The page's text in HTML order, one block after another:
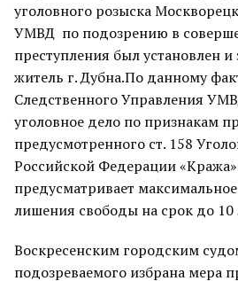
уголовного розыска
УМВД по подозрению в
преступления был установлен
житель г. Дубна.По данному
Следственного Управления
уголовное дело по признакам
предусмотренного ст. 158
Российской Федерации
предусматривает
лишения свободы на срок до 10
Воскресенским городским
подозреваемого избрана мера